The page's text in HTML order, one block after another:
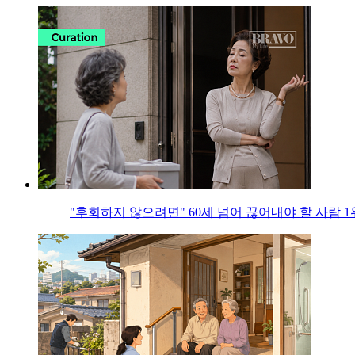
"후회하지 않으려면" 60세 넘어 끊어내야 할 사람 1